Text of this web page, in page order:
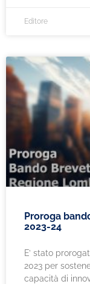
Editore
Proroga
2023-24
E’ stato
2023 per
capacità di